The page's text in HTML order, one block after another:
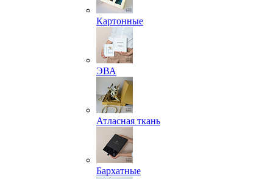
Картонные
ЭВА
Атласная ткань
Бархатные